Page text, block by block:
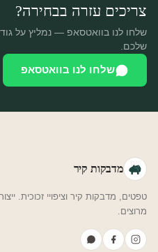
צריכים עזרה בבחירה?
שלחו לנו בוואטסאפ — נמליץ על
שלכם.
שלחו לנו בוואטסאפ
מדבקות קיר
מרוצים.